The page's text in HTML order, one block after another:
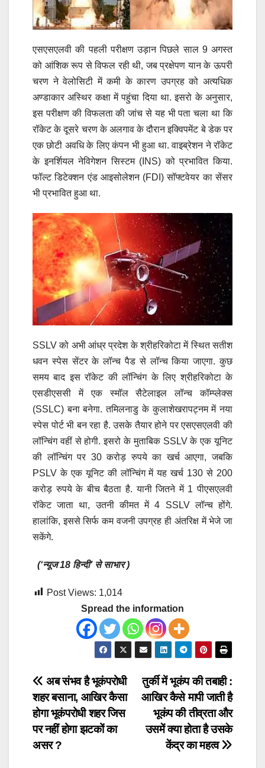
एसएसएलवी की पहली परीक्षण उड़ान पिछले साल 9 अगस्त
को आंशिक रूप से विफल रही थी, जब प्रक्षेपण यान के ऊपरी
चरण ने वेलोसिटी में कमी के कारण उपग्रह को अत्यधिक
अण्डाकार अस्थिर कक्षा में पहुंचा दिया था. इसरो के अनुसार,
इस परीक्षण की विफलता की जांच से यह भी पता चला था कि
रॉकेट के दूसरे चरण के अलगाव के दौरान इक्विपमेंट बे डेक पर
एक छोटी अवधि के लिए कंपन भी हुआ था. वाइब्रेशन ने रॉकेट
के इनर्शियल नेविगेशन सिस्टम (INS) को प्रभावित किया.
फॉल्ट डिटेक्शन एंड आइसोलेशन (FDI) सॉफ्टवेयर का सेंसर
भी प्रभावित हुआ था.
SSLV को अभी आंध्र प्रदेश के श्रीहरिकोटा में स्थित सतीश
धवन स्पेस सेंटर के लॉन्च पैड से लॉन्च किया जाएगा. कुछ
समय बाद इस रॉकेट की लॉन्चिंग के लिए श्री​हरिकोटा के
एसडीएससी में एक स्मॉल सैटेलाइल लॉन्च कॉम्प्लेक्स
(SSLC) बना बनेगा. तमिलनाडु के कुलाशेखरापट्नम में नया
स्पेस पोर्ट भी बन रहा है. उसके तैयार होने पर एसएसएलवी की
लॉन्चिंग वहीं से होगी. इसरो के मुताबिक SSLV के एक यूनिट
की लॉन्चिंग पर 30 करोड़ रुपये का खर्च आएगा, जबकि
PSLV के एक यूनिट की लॉन्चिंग में यह खर्च 130 से 200
करोड़ रुपये के बीच बैठता है. यानी जितने में 1 पीएसएलवी
रॉकेट जाता था, उतनी कीमत में 4 SSLV लॉन्च होंगे.
हालांकि, इससे सिर्फ कम वजनी उपग्रह ही अंतरिक्ष में भेजे जा
सकेंगे.
(‘न्यूज 18 हिन्दी’ से साभार )
Post Views: 1,014
Spread the information
Post
navigation
तुर्की में भूकंप की तबाही :
आखिर कैसे मापी जाती है
भूकंप की तीव्रता और
उसमें क्या होता है उसके
केंद्र का महत्व
अब संभव है भूकंपरोधी
शहर बसाना, आखिर कैसा
होगा भूकंपरोधी शहर जिस
पर नहीं होगा झटकों का
असर ?